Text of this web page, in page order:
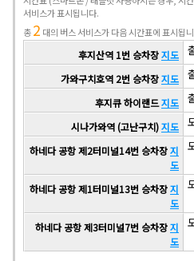
서비스가 표시됩니다.
총2 대의 버스 서비스가 다음 시간표에 표시됩
후지산역 1번 승차장지도
가와구치호역 2번 승차장지도
후지큐 하이랜드지도
시나가와역 (고난구치)지도
하네다 공항 제2터미널14번 승차장지
도
하네다 공항 제1터미널13번 승차장지
도
하네다 공항 제3터미널7번 승차장지
도